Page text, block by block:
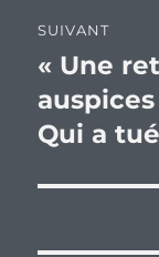
SUIVANT
Publication
suivante :
« Une
Qui a